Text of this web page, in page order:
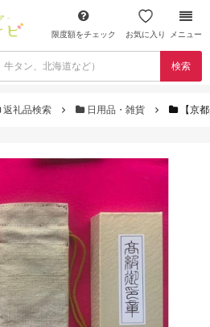
限度額をチェック お気に入り メニュー
検索
返礼品検索 日用品・雑貨 【京